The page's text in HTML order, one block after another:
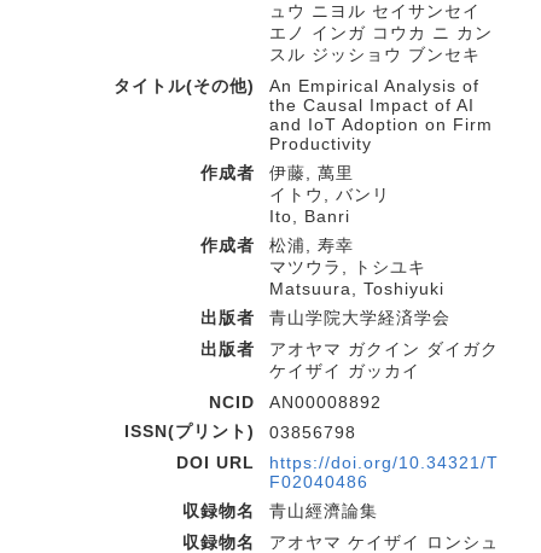
ュウ ニヨル セイサンセイ
エノ インガ コウカ ニ カン
スル ジッショウ ブンセキ
タイトル(その他)
An Empirical Analysis of
the Causal Impact of AI
and IoT Adoption on Firm
Productivity
作成者
伊藤, 萬里
イトウ, バンリ
Ito, Banri
作成者
松浦, 寿幸
マツウラ, トシユキ
Matsuura, Toshiyuki
出版者
青山学院大学経済学会
出版者
アオヤマ ガクイン ダイガク
ケイザイ ガッカイ
NCID
AN00008892
ISSN(プリント)
03856798
DOI URL
https://doi.org/10.34321/T
F02040486
収録物名
青山經濟論集
収録物名
アオヤマ ケイザイ ロンシュ